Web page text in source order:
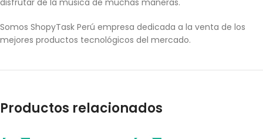
disfrutar de la música de muchas maneras.
Somos ShopyTask Perú empresa dedicada a la venta de los
mejores productos tecnológicos del mercado.
Productos relacionados